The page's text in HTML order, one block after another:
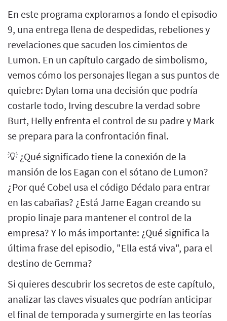
En este programa exploramos a fondo el episodio
9, una entrega llena de despedidas, rebeliones y
revelaciones que sacuden los cimientos de
Lumon. En un capítulo cargado de simbolismo,
vemos cómo los personajes llegan a sus puntos de
quiebre: Dylan toma una decisión que podría
costarle todo, Irving descubre la verdad sobre
Burt, Helly enfrenta el control de su padre y Mark
se prepara para la confrontación final.
💡 ¿Qué significado tiene la conexión de la
mansión de los Eagan con el sótano de Lumon?
¿Por qué Cobel usa el código Dédalo para entrar
en las cabañas? ¿Está Jame Eagan creando su
propio linaje para mantener el control de la
empresa? Y lo más importante: ¿Qué significa la
última frase del episodio, "Ella está viva", para el
destino de Gemma?
Si quieres descubrir los secretos de este capítulo,
analizar las claves visuales que podrían anticipar
el final de temporada y sumergirte en las teorías